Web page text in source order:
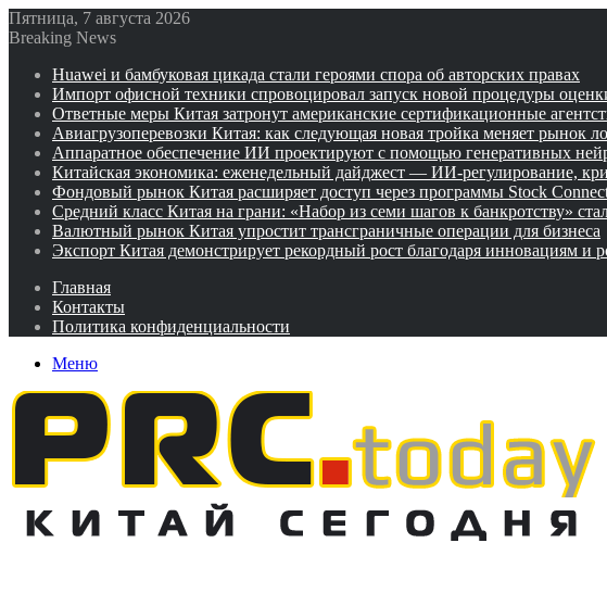
Пятница, 7 августа 2026
Breaking News
Huawei и бамбуковая цикада стали героями спора об авторских правах
Импорт офисной техники спровоцировал запуск новой процедуры
Ответные меры Китая затронут американские сертификационные
Авиагрузоперевозки Китая: как следующая новая тройка меняет рынок
Аппаратное обеспечение ИИ проектируют с помощью генеративных
Китайская экономика: еженедельный дайджест — ИИ-регулирование,
Фондовый рынок Китая расширяет доступ через программы Stock
Средний класс Китая на грани: «Набор из семи шагов к банкротству»
Валютный рынок Китая упростит трансграничные операции для бизнеса
Экспорт Китая демонстрирует рекордный рост благодаря инновациям и
Главная
Контакты
Политика конфиденциальности
Меню